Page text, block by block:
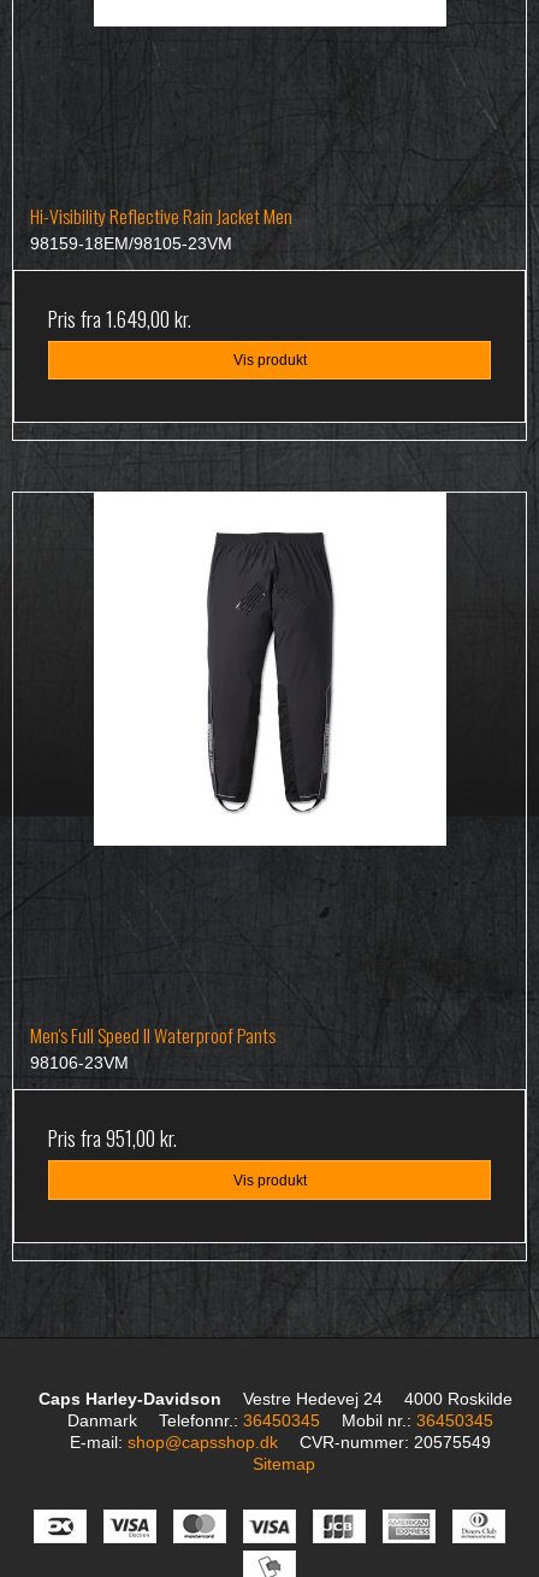
Hi-Visibility Reflective Rain Jacket Men
98159-18EM/98105-23VM
Pris fra1.649,00 kr.
Vis produkt
Men's Full Speed II Waterproof Pants
98106-23VM
Pris fra951,00 kr.
Vis produkt
Caps Harley-Davidson Vestre Hedevej 24
4000 Roskilde
Danmark
Telefonnr.: 36450345 Mobil nr.: 36450345
E-mail: shop@capsshop.dk CVR-nummer: 20575549
Sitemap